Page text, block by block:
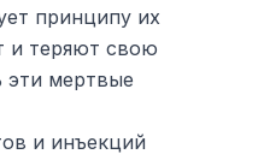
принципу их
и теряют свою
эти мертвые
и инъекций